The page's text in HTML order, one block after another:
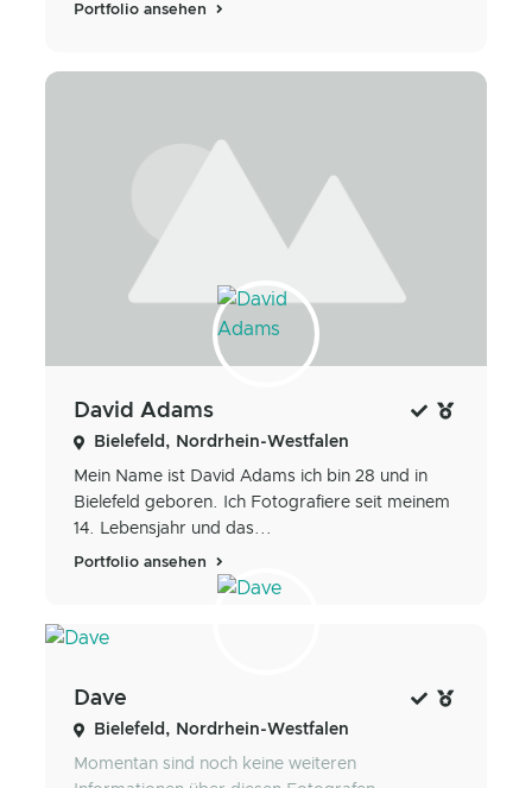
Portfolio ansehen
David Adams
Bielefeld, Nordrhein-Westfalen
Mein Name ist David Adams ich bin 28 und in
Bielefeld geboren. Ich Fotografiere seit meinem
14. Lebensjahr und das...
Portfolio ansehen
Dave
Bielefeld, Nordrhein-Westfalen
Momentan sind noch keine weiteren